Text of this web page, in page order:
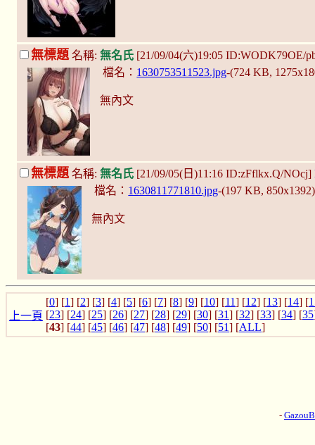
無標題 名稱: 無名氏 [21/09/04(六)19:05 ID:WODK79OE/
檔名： 1630753511523.jpg-(724 KB,
無內文
無標題 名稱: 無名氏 [21/09/05(日)11:16 ID:zFflkx.Q/NOcj]
檔名： 1630811771810.jpg-(197 KB,
無內文
上一頁
[0] [1] [2] [3] [4] [5] [6] [7] [8] [9] [10] [11] [12] [13] [14] [
[23] [24] [25] [26] [27] [28] [29] [30] [31] [32] [33] [34] [35
[43] [44] [45] [46] [47] [48] [49] [50] [51] [ALL]
-